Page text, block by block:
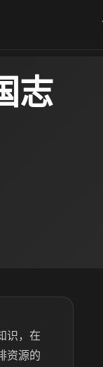
志
识，在
资源的